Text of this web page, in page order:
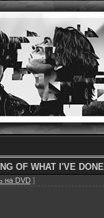
OF WHAT I'VE DONE
на DVD ]